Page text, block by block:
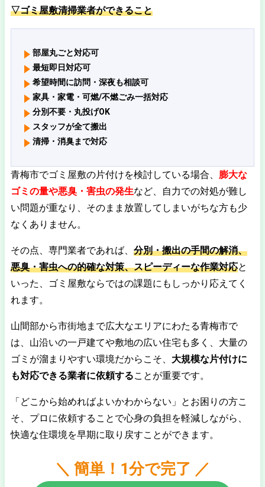
▽ゴミ屋敷清掃業者ができること
部屋丸ごと対応可
最短即日対応可
希望時間に訪問・深夜も相談可
家具・家電・可燃/不燃ごみ一括対応
分別不要・丸投げOK
スタッフが全て搬出
清掃・消臭まで対応
青梅市でゴミ屋敷の片付けを検討している場合、 膨大な
ゴミの量や悪臭・害虫の発生など、自力での対処が難し
い問題が重なり、そのまま放置してしまいがちな方も少
なくありません。
その点、専門業者であれば、 分別・搬出の手間の解消、
悪臭・害虫への的確な対策、スピーディーな作業対応と
いった、ゴミ屋敷ならではの課題にもしっかり応えてく
れます。
山間部から市街地まで広大なエリアにわたる青梅市で
は、山沿いの一戸建てや敷地の広い住宅も多く、大量の
ゴミが溜まりやすい環境だからこそ、 大規模な片付けに
も対応できる業者に依頼することが重要です。
「どこから始めればよいかわからない」とお困りの方こ
そ、プロに依頼することで心身の負担を軽減しながら、
快適な住環境を早期に取り戻すことができます。
＼ 簡単！1分で完了 ／